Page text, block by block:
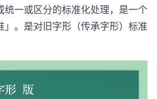
统一或区分的标准化处理，是一个
」。是对旧字形（传承字形）标准